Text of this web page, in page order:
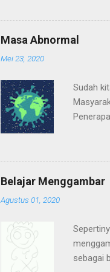
satu,
Masa Abnormal
Mei 23, 2020
Sudah
terpaksa
semua,
Belajar Menggambar
Agustus 01, 2020
sebagai